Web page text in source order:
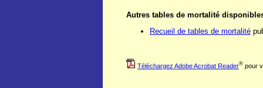
Autres tables de mortalité
Recueil de tables de mortalité
Téléchargez Adobe Acrobat Reader® pour